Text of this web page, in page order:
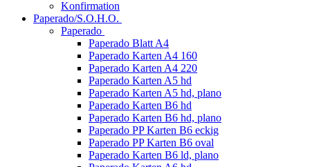
Konfirmation
Paperado/S.O.H.O.
Paperado
Paperado Blatt A4
Paperado Karten A4 160
Paperado Karten A4 220
Paperado Karten A5 hd
Paperado Karten A5 hd, plano
Paperado Karten B6 hd
Paperado Karten B6 hd, plano
Paperado PP Karten B6 eckig
Paperado PP Karten B6 oval
Paperado Karten B6 ld, plano